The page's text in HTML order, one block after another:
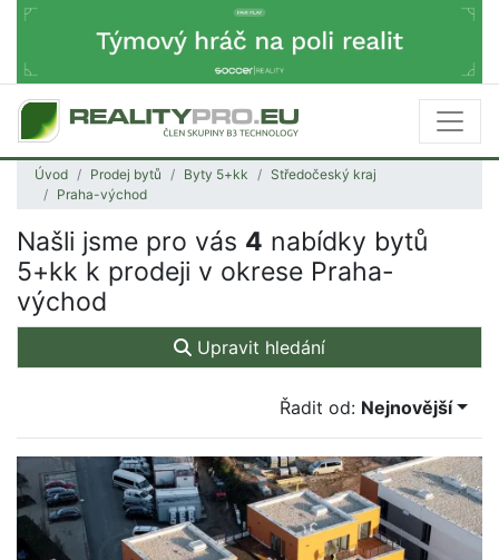
Úvod Prodej bytů Byty 5+kk
Středočeský kraj
Praha-východ
Našli jsme pro vás 4 nabídky bytů
5+kk k prodeji v okrese Praha-
východ
Upravit hledání
Řadit od: Nejnovější